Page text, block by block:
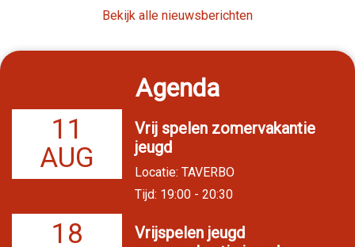
Bekijk alle nieuwsberichten
Agenda
11
AUG
Vrij spelen zomervakantie
jeugd
Locatie: TAVERBO
Tijd: 19:00 - 20:30
18
Vrijspelen jeugd